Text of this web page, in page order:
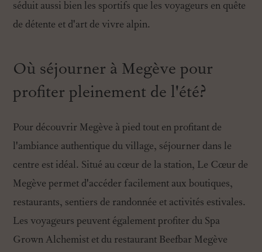
séduit aussi bien les sportifs que les voyageurs en quête
de détente et d'art de vivre alpin.
Où séjourner à Megève pour
profiter pleinement de l'été?
Pour découvrir Megève à pied tout en profitant de
l'ambiance authentique du village, séjourner dans le
centre est idéal. Situé au cœur de la station, Le Cœur de
Megève permet d'accéder facilement aux boutiques,
restaurants, sentiers de randonnée et activités estivales.
Les voyageurs peuvent également profiter du Spa
Grown Alchemist et du restaurant Beefbar Megève